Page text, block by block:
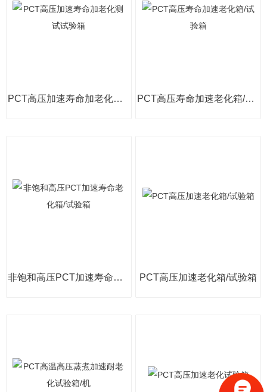
PCT高压加速寿命加老化测试试验箱 PCT高压寿命加速老化箱/试验箱
非饱和高压PCT加速寿命老化箱/试验箱 PCT高压加速老化箱/试验箱